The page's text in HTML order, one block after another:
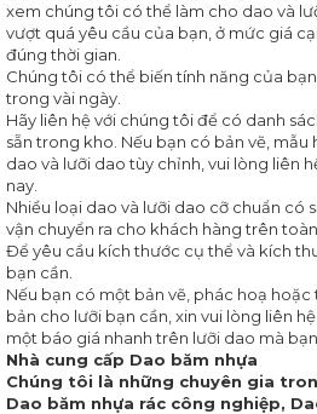
ĐÁ
MÀI
DAO
KHUÔN
MẪU
CÔNG
NGHIỆP
TIN
TỨC
NỔI
BẬT
TẠI
SAO
CHỌN
CHÚNG
TÔI
xem chúng tôi có thể làm cho dao và
vượt quá yêu cầu của bạn, ở mức giá
đúng thời gian.
Chúng tôi có thể biến tính năng của
trong vài ngày.
Hãy liên hệ với chúng tôi để có danh
sẵn trong kho. Nếu bạn có bản vẽ,
dao và lưỡi dao tùy chỉnh, vui lòng liên
nay.
Nhiều loại dao và lưỡi dao cỡ chuẩn có
vận chuyển ra cho khách hàng trên
Để yêu cầu kích thước cụ thể và kích
bạn cần.
Nếu bạn có một bản vẽ, phác hoạ
bản cho lưỡi bạn cần, xin vui lòng liên
một báo giá nhanh trên lưỡi dao mà bạn
Nhà cung cấp Dao băm nhựa
Chúng tôi là những chuyên gia
Dao băm nhựa rác công nghiệp,